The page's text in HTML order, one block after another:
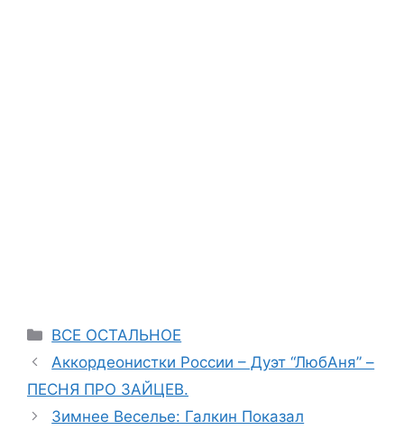
Categories
ВСЕ ОСТАЛЬНОЕ
Аккордеонистки России – Дуэт “ЛюбАня” –
ПЕСНЯ ПРО ЗАЙЦЕВ.
Зимнее Веселье: Галкин Показал